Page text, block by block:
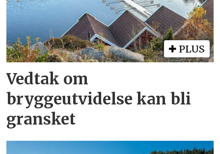
PLUS
Vedtak om
bryggeutvidelse kan bli
gransket